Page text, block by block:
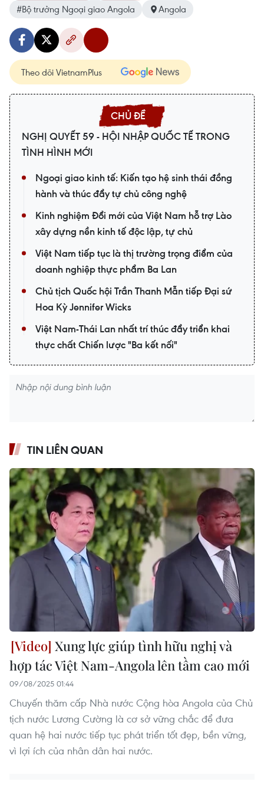
#Bộ trưởng Ngoại giao Angola
Angola
Theo dõi VietnamPlus
NGHỊ QUYẾT 59 - HỘI NHẬP QUỐC TẾ TRONG
TÌNH HÌNH MỚI
Ngoại giao kinh tế: Kiến tạo hệ sinh thái đồng
hành và thúc đẩy tự chủ công nghệ
Kinh nghiệm Đổi mới của Việt Nam hỗ trợ Lào
xây dựng nền kinh tế độc lập, tự chủ
Việt Nam tiếp tục là thị trường trọng điểm của
doanh nghiệp thực phẩm Ba Lan
Chủ tịch Quốc hội Trần Thanh Mẫn tiếp Đại sứ
Hoa Kỳ Jennifer Wicks
Việt Nam-Thái Lan nhất trí thúc đẩy triển khai
thực chất Chiến lược "Ba kết nối"
TIN LIÊN QUAN
Xung lực giúp tình hữu nghị và
hợp tác Việt Nam-Angola lên tầm cao mới
09/08/2025 01:44
Chuyến thăm cấp Nhà nước Cộng hòa Angola của Chủ
tịch nước Lương Cường là cơ sở vững chắc để đưa
quan hệ hai nước tiếp tục phát triển tốt đẹp, bền vững,
vì lợi ích của nhân dân hai nước.